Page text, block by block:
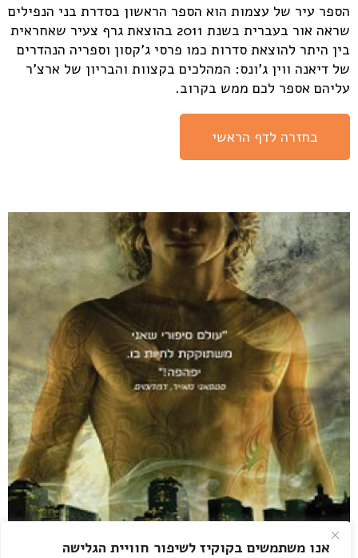
אנו משתמשים בקוקיז לשיפור חוויית הגלישה
הספר עיר של עצמות הוא הספר הראשון בסדרת בני הנפילים
שראה אור בעברית בשנת 2011 בהוצאת גרף צעיר שאחראית
בין היתר להוצאת סדרות כמו פרסי ג'קסון וספריה הנהדרים
של דיאנה ווין ג'ונס: המהלכים בקצוות והבריון של ארצ'ר
עליהם אספר לכם ממש בקרוב.
בחזרה לדף הראשי